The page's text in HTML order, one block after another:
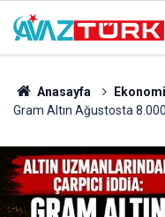
Anasayfa Ekonomi
Gram Altın Ağustosta